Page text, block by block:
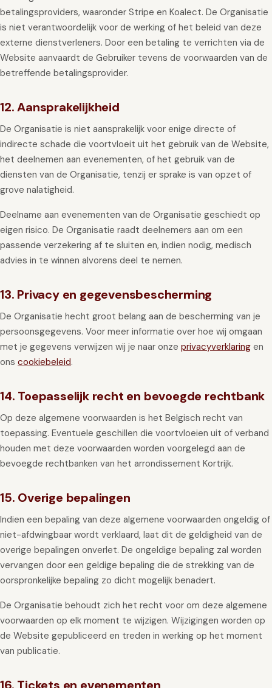
betalingsproviders, waaronder Stripe en Koalect. De Organisatie
is niet verantwoordelijk voor de werking of het beleid van deze
externe dienstverleners. Door een betaling te verrichten via de
Website aanvaardt de Gebruiker tevens de voorwaarden van de
betreffende betalingsprovider.
12. Aansprakelijkheid
De Organisatie is niet aansprakelijk voor enige directe of
indirecte schade die voortvloeit uit het gebruik van de Website,
het deelnemen aan evenementen, of het gebruik van de
diensten van de Organisatie, tenzij er sprake is van opzet of
grove nalatigheid.
Deelname aan evenementen van de Organisatie geschiedt op
eigen risico. De Organisatie raadt deelnemers aan om een
passende verzekering af te sluiten en, indien nodig, medisch
advies in te winnen alvorens deel te nemen.
13. Privacy en gegevensbescherming
De Organisatie hecht groot belang aan de bescherming van je
persoonsgegevens. Voor meer informatie over hoe wij omgaan
met je gegevens verwijzen wij je naar onze privacyverklaring en
ons cookiebeleid.
14. Toepasselijk recht en bevoegde rechtbank
Op deze algemene voorwaarden is het Belgisch recht van
toepassing. Eventuele geschillen die voortvloeien uit of verband
houden met deze voorwaarden worden voorgelegd aan de
bevoegde rechtbanken van het arrondissement Kortrijk.
15. Overige bepalingen
Indien een bepaling van deze algemene voorwaarden ongeldig of
niet-afdwingbaar wordt verklaard, laat dit de geldigheid van de
overige bepalingen onverlet. De ongeldige bepaling zal worden
vervangen door een geldige bepaling die de strekking van de
oorspronkelijke bepaling zo dicht mogelijk benadert.
De Organisatie behoudt zich het recht voor om deze algemene
voorwaarden op elk moment te wijzigen. Wijzigingen worden op
de Website gepubliceerd en treden in werking op het moment
van publicatie.